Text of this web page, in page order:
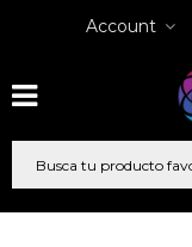
Account